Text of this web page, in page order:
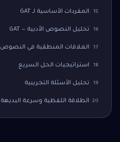
15 المفردات الأساسية لـ GAT
16 تحليل النصوص الأدبية — GAT
17 العلاقات المنطقية في النصوص
18 استراتيجيات الحل السريع
19 تحليل الأسئلة التجريبية
20 الطلاقة اللفظية وسرعة البديهة